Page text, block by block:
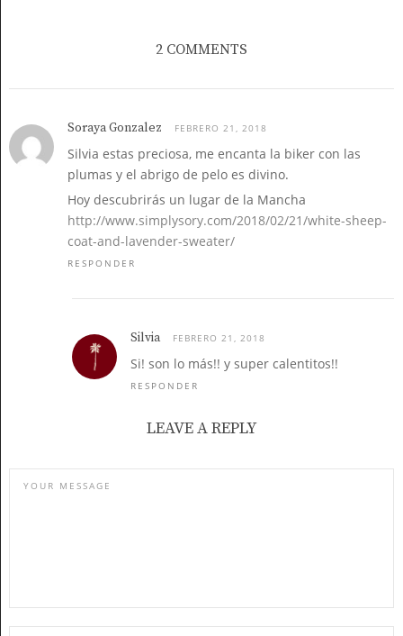
2 COMMENTS
Soraya Gonzalez FEBRERO 21, 2018
Silvia estas preciosa, me encanta la biker con las
plumas y el abrigo de pelo es divino.
Hoy descubrirás un lugar de la Mancha
http://www.simplysory.com/2018/02/21/white-sheep-
coat-and-lavender-sweater/
RESPONDER
Silvia FEBRERO 21, 2018
Si! son lo más!! y super calentitos!!
RESPONDER
LEAVE A REPLY